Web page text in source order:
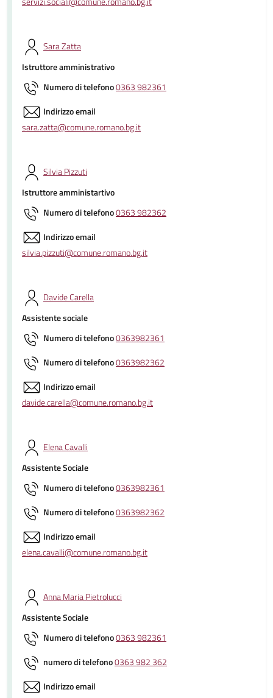
Sara Zatta
Istruttore amministrativo
Numero di telefono0363 982361
Indirizzo email
sara.zatta@comune.romano.bg.it
Silvia Pizzuti
Istruttore amministartivo
Numero di telefono0363 982362
Indirizzo email
silvia.pizzuti@comune.romano.bg.it
Davide Carella
Assistente sociale
Numero di telefono0363982361
Numero di telefono0363982362
Indirizzo email
davide.carella@comune.romano.bg.it
Elena Cavalli
Assistente Sociale
Numero di telefono0363982361
Numero di telefono0363982362
Indirizzo email
elena.cavalli@comune.romano.bg.it
Anna Maria Pietrolucci
Assistente Sociale
Numero di telefono0363 982361
numero di telefono0363 982 362
Indirizzo email